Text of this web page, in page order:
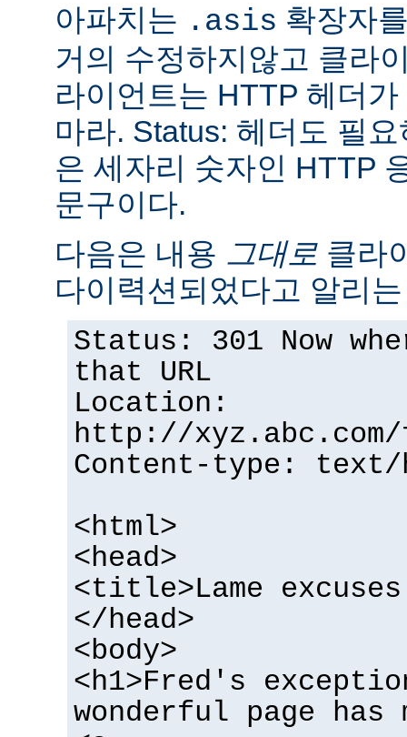
아파치는 .asis 확장자
거의 수정하지않고 클라
라이언트는 HTTP 헤더
마라. Status: 헤더도 필
은 세자리 숫자인 HTTP
문구이다.
다음은 내용 그대로 클라
다이력션되었다고 알리
Status: 301 Now
that URL
Location:
http://
Content-type: text/
<html>
<head>
<title>Lame
</head>
<body>
<h1>Fred's
wonderful page has